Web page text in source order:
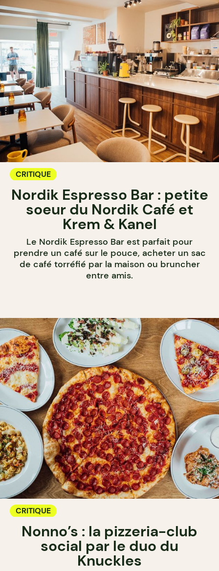
CRITIQUE
Nordik Espresso Bar : petite
soeur du Nordik Café et
Krem & Kanel
Le Nordik Espresso Bar est parfait pour
prendre un café sur le pouce, acheter un sac
de café torréfié par la maison ou bruncher
entre amis.
CRITIQUE
Nonno’s : la pizzeria-club
social par le duo du
Knuckles